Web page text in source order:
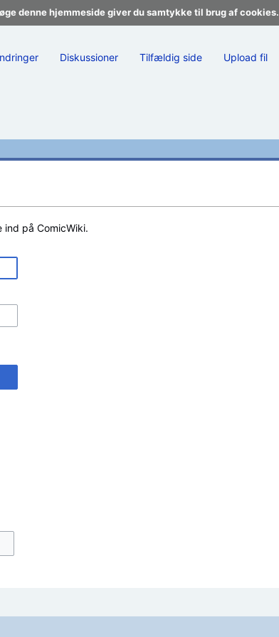
denne hjemmeside giver du samtykke til brug af cookies.
Diskussioner Tilfældig side Upload fil
ind på ComicWiki.